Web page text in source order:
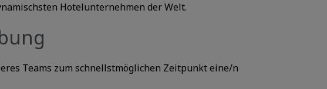
Hotelunternehmen der Welt.
Teams zum schnellstmöglichen Zeitpunkt eine/n